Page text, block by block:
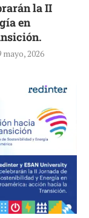
la II
en
mayo, 2026